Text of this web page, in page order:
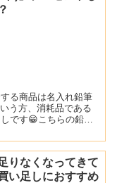
る商品は名入れ鉛筆
う方、消耗品である
です😁こちらの鉛筆
りなくなってきて
い足しにおすすめ